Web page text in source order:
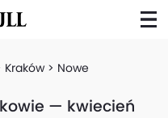
Kraków Nowe
— kwiecień